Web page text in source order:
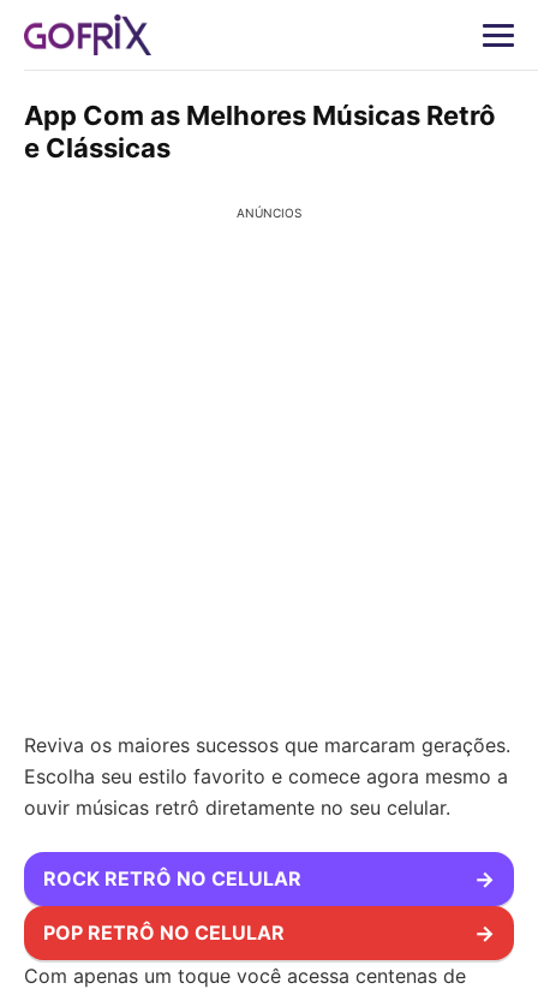
App Com as Melhores Músicas Retrô
e Clássicas
ANÚNCIOS
Reviva os maiores sucessos que marcaram gerações.
Escolha seu estilo favorito e comece agora mesmo a
ouvir músicas retrô diretamente no seu celular.
ROCK RETRÔ NO CELULAR →
POP RETRÔ NO CELULAR →
Com apenas um toque você acessa centenas de